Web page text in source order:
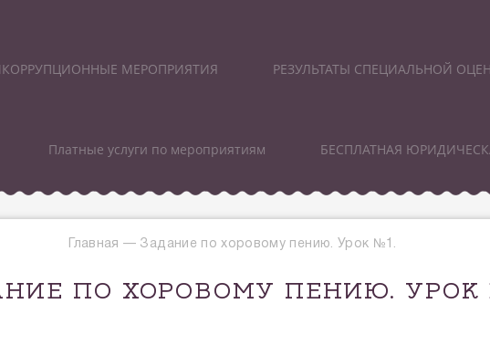
МЕРОПРИЯТИЯ РЕЗУЛЬТАТЫ СПЕЦИАЛЬНОЙ
Платные услуги по мероприятиям БЕСПЛАТНАЯ
Главная— Задание по хоровому пению. Урок №1.
ПО ХОРОВОМУ ПЕНИЮ. УРОК